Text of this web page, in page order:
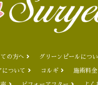
の方へ グリーンピールについ
ついて コルギ 施術料金